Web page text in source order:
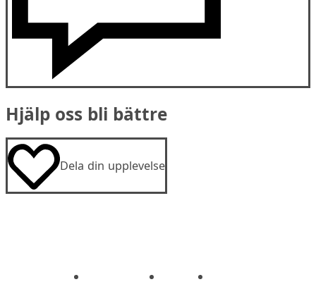
Hjälp oss bli bättre
Dela din upplevelse